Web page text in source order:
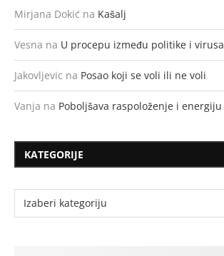
Mirjana Dokić na Kašalj
Vesna na U procepu između politike i virusa
Jakovljevic na Posao koji se voli ili ne voli
Vanja na Poboljšava raspoloženje i energiju
KATEGORIJE